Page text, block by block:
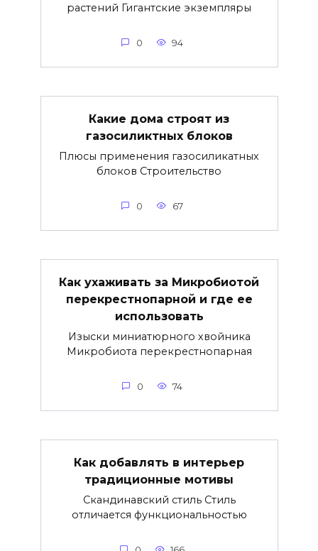
растений Гигантские экземпляры
0 94
Какие дома строят из
газосиликтных блоков
Плюсы применения газосиликатных
блоков Строительство
0 67
Как ухаживать за Микробиотой
перекрестнопарной и где ее
использовать
Изыски миниатюрного хвойника
Микробиота перекрестнопарная
0 74
Как добавлять в интерьер
традиционные мотивы
Скандинавский стиль Стиль
отличается функциональностью